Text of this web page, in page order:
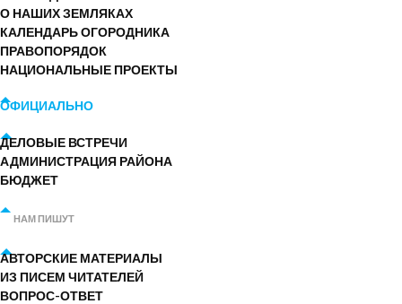
О НАШИХ ЗЕМЛЯКАХ
КАЛЕНДАРЬ ОГОРОДНИКА
ПРАВОПОРЯДОК
НАЦИОНАЛЬНЫЕ ПРОЕКТЫ
ОФИЦИАЛЬНО
ДЕЛОВЫЕ ВСТРЕЧИ
АДМИНИСТРАЦИЯ РАЙОНА
БЮДЖЕТ
НАМ ПИШУТ
АВТОРСКИЕ МАТЕРИАЛЫ
ИЗ ПИСЕМ ЧИТАТЕЛЕЙ
ВОПРОС-ОТВЕТ